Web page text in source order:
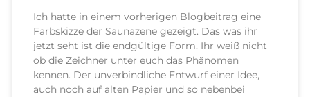
Ich hatte in einem vorherigen Blogbeitrag eine
Farbskizze der Saunazene gezeigt. Das was ihr
jetzt seht ist die endgültige Form. Ihr weiß nicht
ob die Zeichner unter euch das Phänomen
kennen. Der unverbindliche Entwurf einer Idee,
auch noch auf alten Papier und so nebenbei